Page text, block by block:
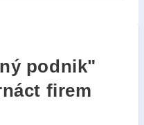
podnik"
firem